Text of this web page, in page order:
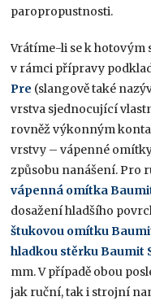
paropropustnosti.
Vrátíme-li se k hotovým
v rámci přípravy
Pre (slangově také
vrstva sjednocující
rovněž výkonným
vrstvy – vápenné
způsobu nanášení. Pro
vápenná omítka
dosažení hladšího
štukovou omítku
hladkou stěrkuBaumit
mm. V případě obou
jak ruční, tak i strojní